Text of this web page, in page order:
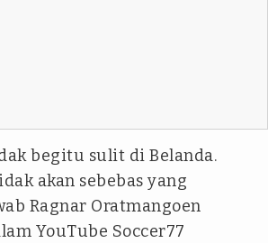
begitu sulit di Belanda.
akan sebebas yang
Ragnar Oratmangoen
YouTube Soccer77